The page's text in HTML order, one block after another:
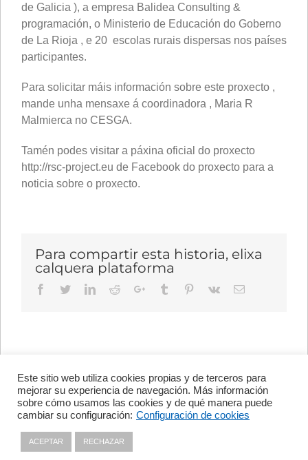
de Galicia ), a empresa Balidea Consulting &
programación, o Ministerio de Educación do Goberno
de La Rioja , e 20 escolas rurais dispersas nos países
participantes.
Para solicitar máis información sobre este proxecto ,
mande unha mensaxe á coordinadora , Maria R
Malmierca no CESGA.
Tamén podes visitar a páxina oficial do proxecto
http://rsc-project.eu de Facebook do proxecto para a
noticia sobre o proxecto.
Para compartir esta historia, elixa
calquera plataforma
Facebook
TwitterLinkedIn
RedditGoogle+Tumblr Pinterest
Vk Email
Avenida de Vigo, s/n 15705
Santiago de Compostela, A
Coruña, España
+34 981 56 98 10
Este sitio web utiliza cookies propias y de terceros para
mejorar su experiencia de navegación. Más información
sobre cómo usamos las cookies y de qué manera puede
cambiar su configuración: Configuración de cookies
ACEPTAR RECHAZAR